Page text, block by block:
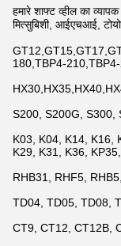
हमारे शाफ्ट व्हील का
मित्सुबिशी, आईएचआई,
180,TBP4-
S200, S200G, S300,
K03, K04, K14, K16,
K29, K31, K36,
RHB31, RHF5,
TD04, TD05, TD08,
CT9, CT12, CT12B,